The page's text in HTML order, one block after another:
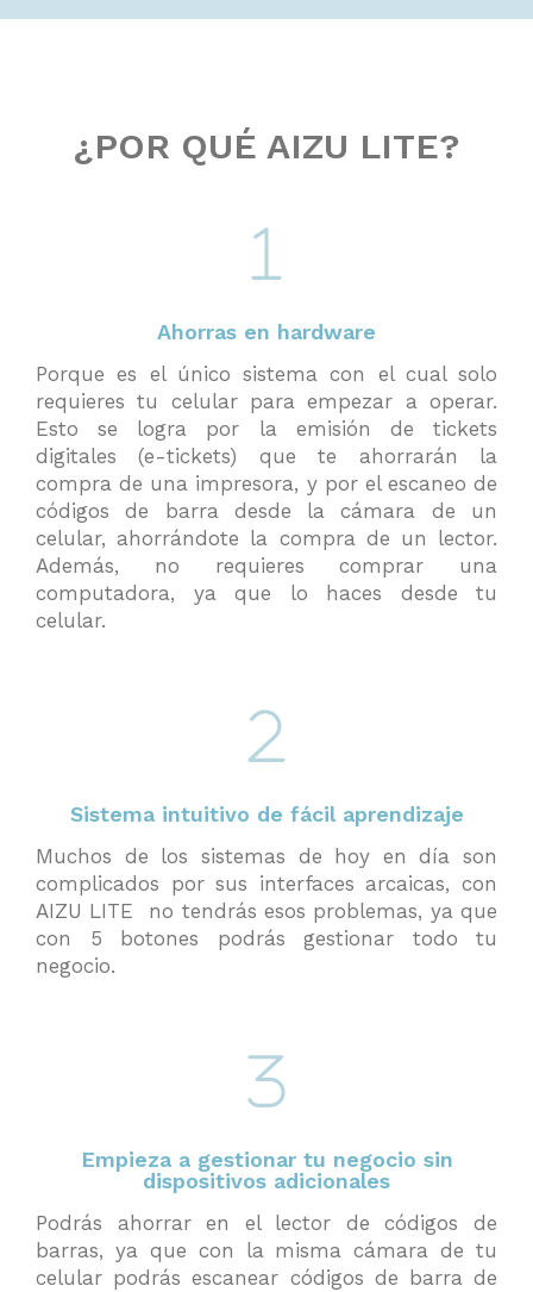
¿POR QUÉ AIZU LITE?
Ahorras en hardware
Porque es el único sistema con el cual solo
requieres tu celular para empezar a operar.
Esto se logra por la emisión de tickets
digitales (e-tickets) que te ahorrarán la
compra de una impresora, y por el escaneo de
códigos de barra desde la cámara de un
celular, ahorrándote la compra de un lector.
Además, no requieres comprar una
computadora, ya que lo haces desde tu
celular.
Sistema intuitivo de fácil aprendizaje
Muchos de los sistemas de hoy en día son
complicados por sus interfaces arcaicas, con
AIZU LITE no tendrás esos problemas, ya que
con 5 botones podrás gestionar todo tu
negocio.
Empieza a gestionar tu negocio sin
dispositivos adicionales
Podrás ahorrar en el lector de códigos de
barras, ya que con la misma cámara de tu
celular podrás escanear códigos de barra de